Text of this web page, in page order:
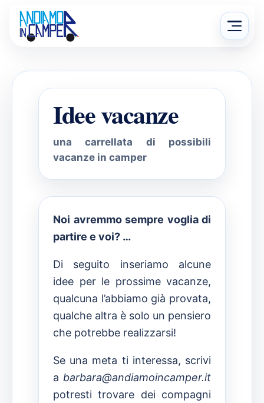
Salta
al
contenuto
Apri
menu
Idee vacanze
una carrellata di possibili
vacanze in camper
Noi avremmo sempre voglia di
partire e voi? …
Di seguito inseriamo alcune
idee per le prossime vacanze,
qualcuna l’abbiamo già provata,
qualche altra è solo un pensiero
che potrebbe realizzarsi!
Se una meta ti interessa, scrivi
a barbara@andiamoincamper.it
potresti trovare dei compagni